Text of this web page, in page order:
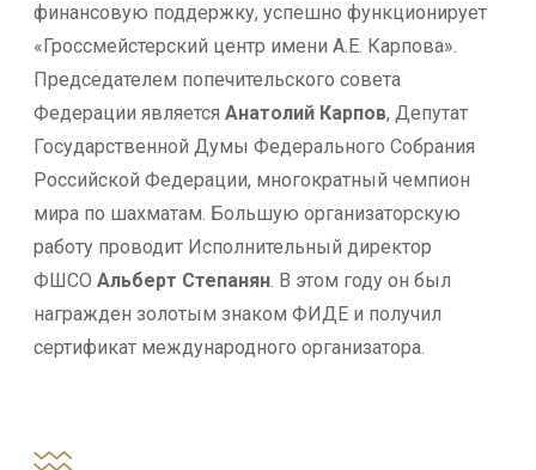
финансовую поддержку, успешно функционирует
«Гроссмейстерский центр имени А.Е. Карпова».
Председателем попечительского совета
Федерации является Анатолий Карпов, Депутат
Государственной Думы Федерального Собрания
Российской Федерации, многократный чемпион
мира по шахматам. Большую организаторскую
работу проводит Исполнительный директор
ФШСО Альберт Степанян. В этом году он был
награжден золотым знаком ФИДЕ и получил
сертификат международного организатора.